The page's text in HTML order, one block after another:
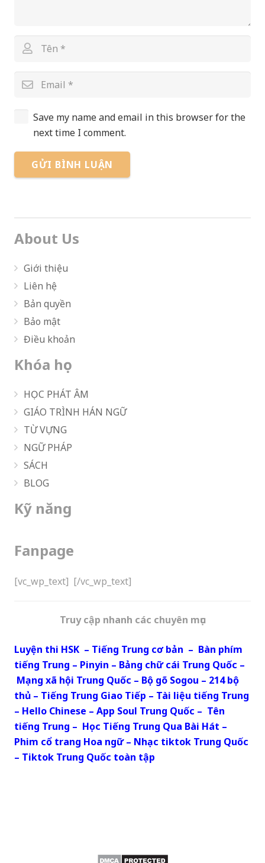
Save my name and email in this browser for the
next time I comment.
GỬI BÌNH LUẬN
About Us
Giới thiệu
Liên hệ
Bản quyền
Bảo mật
Điều khoản
Khóa học
HỌC PHÁT ÂM
GIÁO TRÌNH HÁN NGỮ
TỪ VỰNG
NGỮ PHÁP
SÁCH
BLOG
Kỹ năng
Fanpage
[vc_wp_text] [/vc_wp_text]
Truy cập nhanh các chuyên mục
Luyện thi HSK – Tiếng Trung cơ bản – Bàn phím
tiếng Trung – Pinyin – Bảng chữ cái Trung Quốc –
Mạng xã hội Trung Quốc – Bộ gõ Sogou – 214 bộ
thủ – Tiếng Trung Giao Tiếp – Tài liệu tiếng Trung
– Hello Chinese – App Soul Trung Quốc – Tên
tiếng Trung – Học Tiếng Trung Qua Bài Hát –
Phim cổ trang Hoa ngữ– Nhạc tiktok Trung Quốc
– Tiktok Trung Quốc toàn tập